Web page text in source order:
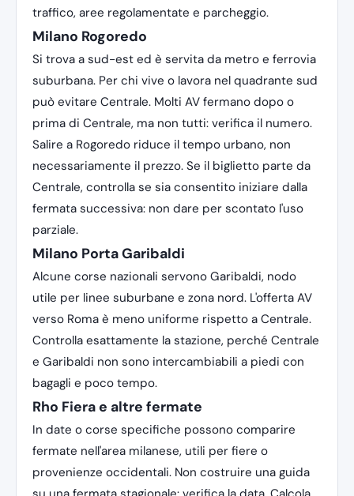
traffico, aree regolamentate e parcheggio.
Milano Rogoredo
Si trova a sud-est ed è servita da metro e ferrovia
suburbana. Per chi vive o lavora nel quadrante sud
può evitare Centrale. Molti AV fermano dopo o
prima di Centrale, ma non tutti: verifica il numero.
Salire a Rogoredo riduce il tempo urbano, non
necessariamente il prezzo. Se il biglietto parte da
Centrale, controlla se sia consentito iniziare dalla
fermata successiva: non dare per scontato l'uso
parziale.
Milano Porta Garibaldi
Alcune corse nazionali servono Garibaldi, nodo
utile per linee suburbane e zona nord. L'offerta AV
verso Roma è meno uniforme rispetto a Centrale.
Controlla esattamente la stazione, perché Centrale
e Garibaldi non sono intercambiabili a piedi con
bagagli e poco tempo.
Rho Fiera e altre fermate
In date o corse specifiche possono comparire
fermate nell'area milanese, utili per fiere o
provenienze occidentali. Non costruire una guida